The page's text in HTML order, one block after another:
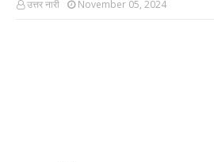
उत्तर नारी November 05, 2024